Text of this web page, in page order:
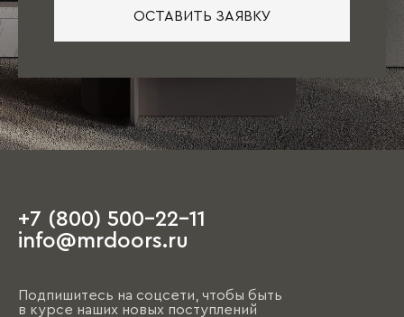
ОСТАВИТЬ ЗАЯВКУ
+7 (800) 500-22-11
info@mrdoors.ru
Подпишитесь на соцсети, чтобы быть
в курсе наших новых поступлений